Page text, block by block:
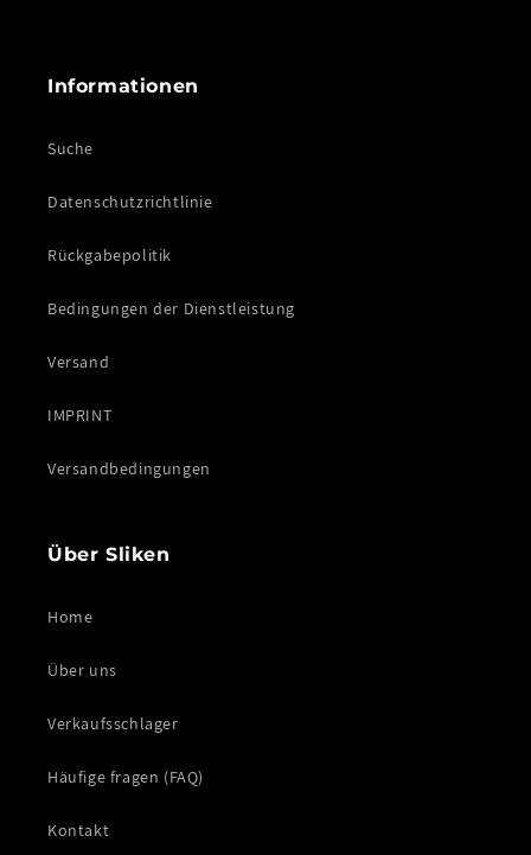
Informationen
Suche
Datenschutzrichtlinie
Rückgabepolitik
Bedingungen der Dienstleistung
Versand
IMPRINT
Versandbedingungen
Über Sliken
Home
Über uns
Verkaufsschlager
Häufige fragen (FAQ)
Kontakt